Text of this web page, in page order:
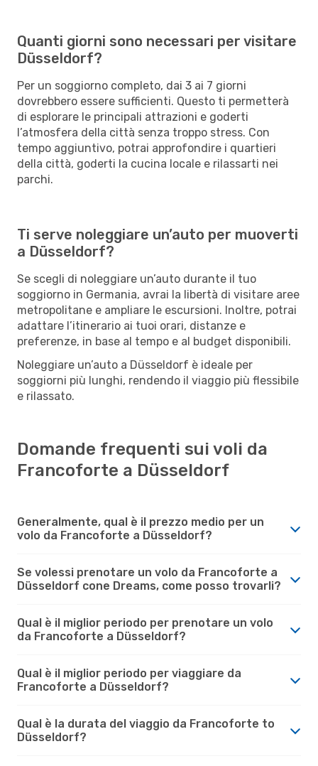
Quanti giorni sono necessari per visitare
Düsseldorf?
Per un soggiorno completo, dai 3 ai 7 giorni
dovrebbero essere sufficienti. Questo ti permetterà
di esplorare le principali attrazioni e goderti
l’atmosfera della città senza troppo stress. Con
tempo aggiuntivo, potrai approfondire i quartieri
della città, goderti la cucina locale e rilassarti nei
parchi.
Ti serve noleggiare un’auto per muoverti
a Düsseldorf?
Se scegli di noleggiare un’auto durante il tuo
soggiorno in Germania, avrai la libertà di visitare aree
metropolitane e ampliare le escursioni. Inoltre, potrai
adattare l’itinerario ai tuoi orari, distanze e
preferenze, in base al tempo e al budget disponibili.
Noleggiare un’auto a Düsseldorf è ideale per
soggiorni più lunghi, rendendo il viaggio più flessibile
e rilassato.
Domande frequenti sui voli da
Francoforte a Düsseldorf
Generalmente, qual è il prezzo medio per un
volo da Francoforte a Düsseldorf?
Se volessi prenotare un volo da Francoforte a
Düsseldorf cone Dreams, come posso trovarli?
Qual è il miglior periodo per prenotare un volo
da Francoforte a Düsseldorf?
Qual è il miglior periodo per viaggiare da
Francoforte a Düsseldorf?
Qual è la durata del viaggio da Francoforte to
Düsseldorf?